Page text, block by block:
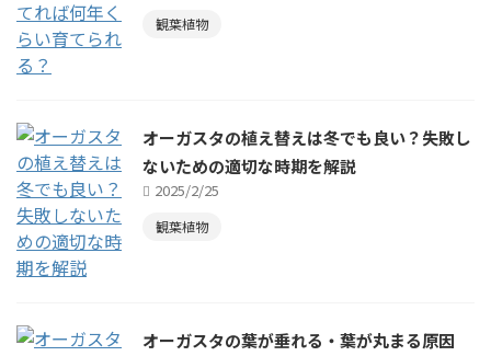
観葉植物
オーガスタの植え替えは冬でも良い？失敗し
ないための適切な時期を解説
2025/2/25
観葉植物
オーガスタの葉が垂れる・葉が丸まる原因